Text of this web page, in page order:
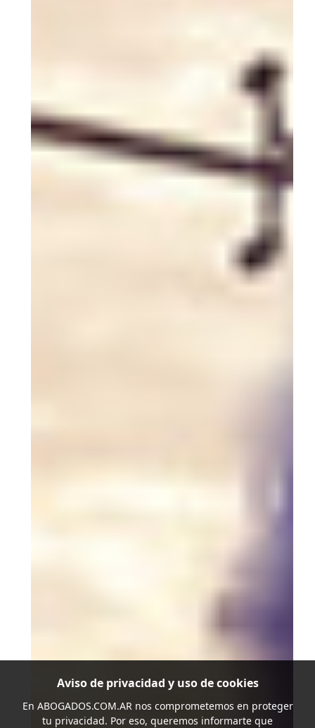
Aviso de privacidad y uso de cookies
En ABOGADOS.COM.ARnos comprometemos en proteger
tu privacidad. Por eso, queremos informarte que